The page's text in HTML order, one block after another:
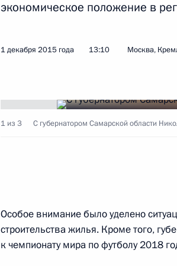
Встреча с Дмитрием Азаровым
Губернатора Самарской области
25 сентября 2017 года, 13:45
народов
25 сентября 2017 года, 13:45
экономическое положение в
1 декабря 2015 года 13:10 Москва,
1 из 3 С губернатором Самарской области
Особое внимание было уделено
строительства жилья. Кроме того,
к чемпионату мира по футболу 2018